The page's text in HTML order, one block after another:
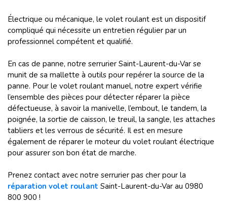
Électrique ou mécanique, le volet roulant est un dispositif
compliqué qui nécessite un entretien régulier par un
professionnel compétent et qualifié.
En cas de panne, notre serrurier Saint-Laurent-du-Var se
munit de sa mallette à outils pour repérer la source de la
panne. Pour le volet roulant manuel, notre expert vérifie
l’ensemble des pièces pour détecter réparer la pièce
défectueuse, à savoir la manivelle, l’embout, le tandem, la
poignée, la sortie de caisson, le treuil, la sangle, les attaches
tabliers et les verrous de sécurité. Il est en mesure
également de réparer le moteur du volet roulant électrique
pour assurer son bon état de marche.
Prenez contact avec notre serrurier pas cher pour la
réparation volet roulant Saint-Laurent-du-Var au 0980
800 900 !